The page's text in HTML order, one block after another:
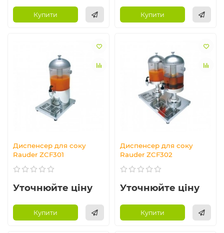
Купити Купити
Диспенсер для соку
Rauder ZCF301
Уточнюйте ціну
Купити
Диспенсер для соку
Rauder ZCF302
Уточнюйте ціну
Купити